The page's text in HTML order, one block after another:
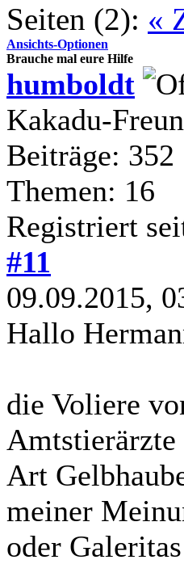
Seiten (2): «
Ansichts-Optionen
Brauche mal eure Hilfe
humboldt
Kakadu-
Beiträge: 352
Themen: 16
Registriert
#11
09.09.2015,
Hallo
die Voliere
Art
meiner
oder